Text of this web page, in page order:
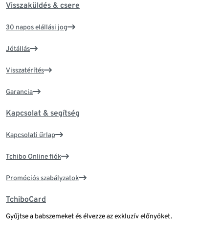
Visszaküldés & csere
30 napos elállási jog
Jótállás
Visszatérítés
Garancia
Kapcsolat & segítség
Kapcsolati űrlap
Tchibo Online fiók
Promóciós szabályzatok
TchiboCard
Gyűjtse a babszemeket és élvezze az exkluzív előnyöket.